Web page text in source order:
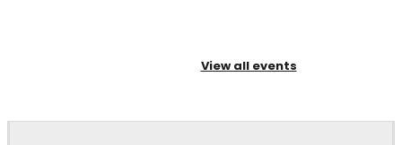
View all events